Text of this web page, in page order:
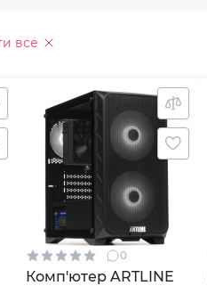
все
0
Комп'ютер ARTLINE